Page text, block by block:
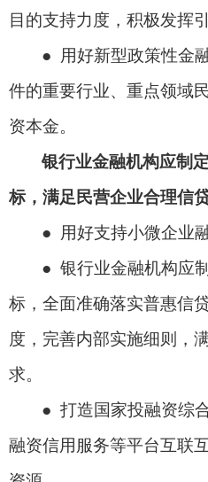
目的支持力度，积极发挥
● 用好新型政策性金
件的重要行业、重点领域
资本金。
银行业金融机构应制
标，满足民营企业合理信
● 用好支持小微企业
● 银行业金融机构应
标，全面准确落实普惠信
度，完善内部实施细则，
求。
● 打造国家投融资综
融资信用服务等平台互联